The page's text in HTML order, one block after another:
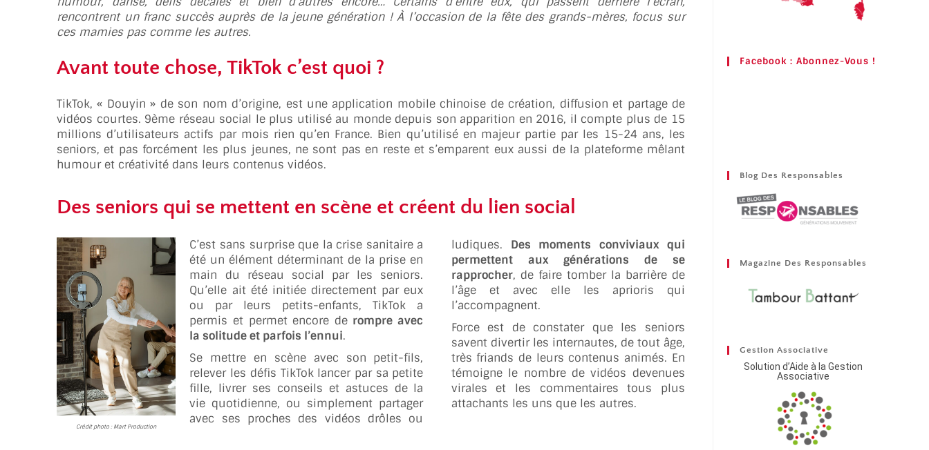
rencontrent un franc succès auprès de la jeune génération ! À l’occasion de la fête des grands-mères, focus sur
ces mamies pas comme les autres.
Avant toute chose, TikTok c’est quoi ?
TikTok, « Douyin » de son nom d’origine, est une application mobile chinoise de création, diffusion et partage de
vidéos courtes. 9ème réseau social le plus utilisé au monde depuis son apparition en 2016, il compte plus de 15
millions d’utilisateurs actifs par mois rien qu’en France. Bien qu’utilisé en majeur partie par les 15-24 ans, les
seniors, et pas forcément les plus jeunes, ne sont pas en reste et s’emparent eux aussi de la plateforme mêlant
humour et créativité dans leurs contenus vidéos.
Des seniors qui se mettent en scène et créent du lien social
Crédit photo : Mart Production
C’est sans surprise que la crise sanitaire a
été un élément déterminant de la prise en
main du réseau social par les seniors.
Qu’elle ait été initiée directement par eux
ou par leurs petits-enfants, TikTok a
permis et permet encore de rompre avec
la solitude et parfois l’ennui.
Se mettre en scène avec son petit-fils,
relever les défis TikTok lancer par sa petite
fille, livrer ses conseils et astuces de la
vie quotidienne, ou simplement partager
avec ses proches des vidéos drôles ou
ludiques. Des moments conviviaux qui
permettent aux générations de se
rapprocher, de faire tomber la barrière de
l’âge et avec elle les aprioris qui
l’accompagnent.
Force est de constater que les seniors
savent divertir les internautes, de tout âge,
très friands de leurs contenus animés. En
témoigne le nombre de vidéos devenues
virales et les commentaires tous plus
attachants les uns que les autres.
Facebook : Abonnez-Vous !
Blog Des Responsables
Magazine Des Responsables
Gestion Associative
Solution d’Aide à la Gestion
Associative